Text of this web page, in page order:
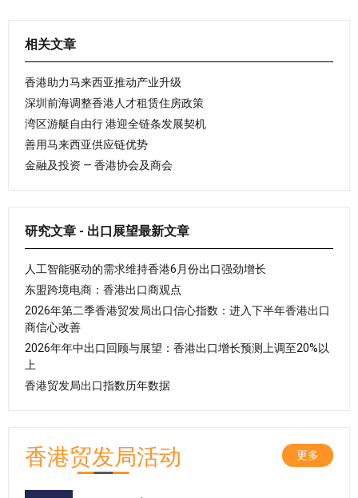
相关文章
香港助力马来西亚推动产业升级
深圳前海调整香港人才租赁住房政策
湾区游艇自由行 港迎全链条发展契机
善用马来西亚供应链优势
金融及投资 — 香港协会及商会
研究文章 - 出口展望最新文章
人工智能驱动的需求维持香港6月份出口强劲增长
东盟跨境电商：香港出口商观点
2026年第二季香港贸发局出口信心指数：进入下半年香港出口
商信心改善
2026年年中出口回顾与展望：香港出口增长预测上调至20%以
上
香港贸发局出口指数历年数据
香港贸发局活动 更多